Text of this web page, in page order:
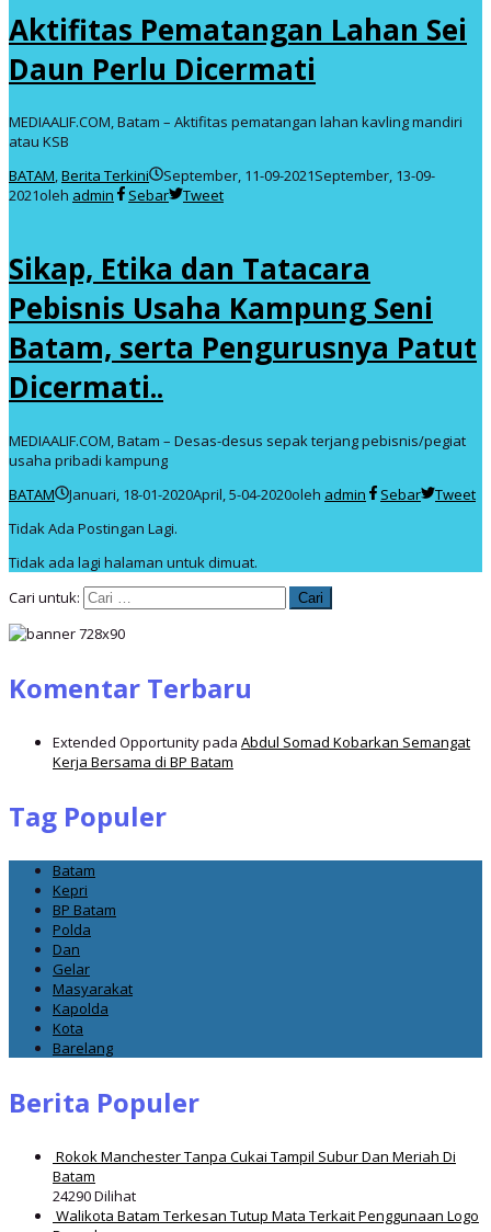
Aktifitas Pematangan Lahan Sei
Daun Perlu Dicermati
MEDIAALIF.COM, Batam – Aktifitas pematangan lahan kavling mandiri
atau KSB
BATAM,Berita Terkini September, 11-09-2021September, 13-09-
2021oleh admin Sebar Tweet
Sikap, Etika dan Tatacara
Pebisnis Usaha Kampung Seni
Batam, serta Pengurusnya Patut
Dicermati..
MEDIAALIF.COM, Batam – Desas-desus sepak terjang pebisnis/pegiat
usaha pribadi kampung
BATAM
Januari, 18-01-2020April, 5-04-2020oleh admin Sebar
Tweet
Tidak Ada Postingan Lagi.
Tidak ada lagi halaman untuk dimuat.
Cari untuk:
Komentar Terbaru
Extended Opportunitypada Abdul Somad Kobarkan Semangat
Kerja Bersama di BP Batam
Tag Populer
Batam
Kepri
BP Batam
Polda
Dan
Gelar
Masyarakat
Kapolda
Kota
Barelang
Berita Populer
Rokok Manchester Tanpa Cukai Tampil Subur Dan Meriah Di
Batam
24290 Dilihat
Walikota Batam Terkesan Tutup Mata Terkait Penggunaan Logo